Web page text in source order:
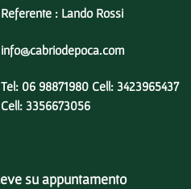
Referente : Lando Rossi
info@cabriodepoca.com
Tel: 06 98871980 Cell: 3423965437
Cell: 3356673056
su appuntamento